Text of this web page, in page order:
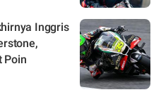
Inggris
Poin